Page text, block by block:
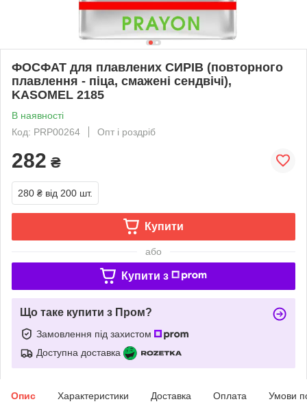
ФОСФАТ для плавлених CИРІВ (повторного
плавлення - піца, смажені сендвічі),
KASOMEL 2185
В наявності
Код: PRP00264
Опт і роздріб
282 ₴
280 ₴ від 200 шт.
Купити
або
Купити з
Що таке купити з Пром?
Замовлення під захистом
Доступна доставка
Опис Характеристики Доставка Оплата Умови